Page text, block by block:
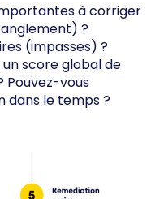
à corriger
?
(impasses) ?
score global de
Pouvez-vous
dans le temps ?